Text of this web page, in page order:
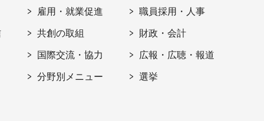
雇用・就業促進
共創の取組
国際交流・協力
分野別メニュー
職員採用・人事
財政・会計
広報・広聴・報道
選挙